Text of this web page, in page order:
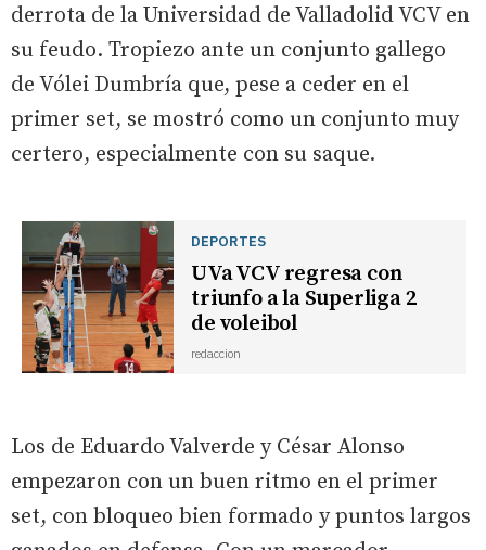
derrota de la Universidad de Valladolid VCV en
su feudo. Tropiezo ante un conjunto gallego
de Vólei Dumbría que, pese a ceder en el
primer set, se mostró como un conjunto muy
certero, especialmente con su saque.
DEPORTES
UVa VCV regresa con
triunfo a la Superliga 2
de voleibol
redaccion
Los de Eduardo Valverde y César Alonso
empezaron con un buen ritmo en el primer
set, con bloqueo bien formado y puntos largos